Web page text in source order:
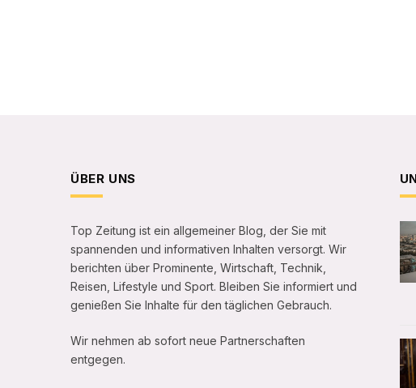
ÜBER UNS
Top Zeitung ist ein allgemeiner Blog, der Sie mit
spannenden und informativen Inhalten versorgt. Wir
berichten über Prominente, Wirtschaft, Technik,
Reisen, Lifestyle und Sport. Bleiben Sie informiert und
genießen Sie Inhalte für den täglichen Gebrauch.
Wir nehmen ab sofort neue Partnerschaften
entgegen.